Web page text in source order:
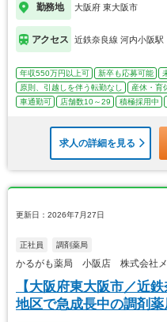
勤務地 大阪府 東大阪市
アクセス 近鉄奈良線 河内小阪駅
年収550万円以上可 新卒も応募可能
原則、引越しを伴う転勤なし
産休・育
車通勤可
店舗数10～29 積極採用中
求人の詳細を見る
更新日：2026年7月27日
正社員 調剤薬局
かるがも薬局 小阪店 株式会社メ
【大阪府東大阪市／近
地区で急成長中の調剤